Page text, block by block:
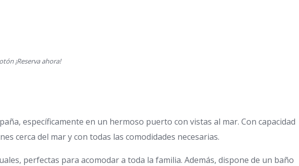
¡Reserva ahora!
específicamente en un hermoso puerto con vistas al mar. Con capacidad
cerca del mar y con todas las comodidades necesarias.
perfectas para acomodar a toda la familia. Además, dispone de un baño